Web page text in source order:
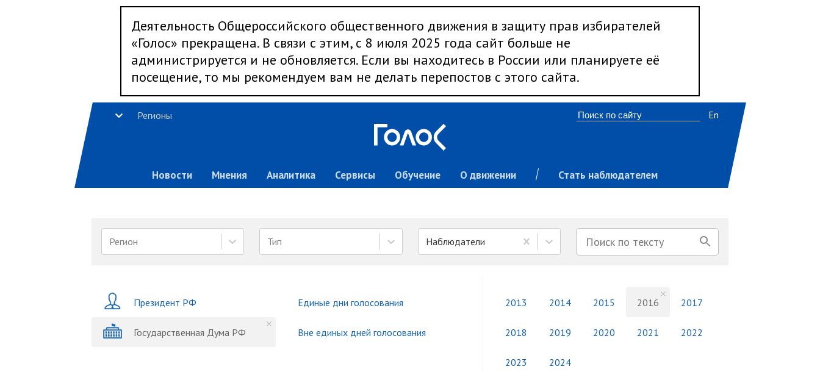
Деятельность Общероссийского общественного движения в защиту прав избирателей
«Голос» прекращена. В связи с этим, с 8 июля 2025 года сайт больше не
администрируется и не обновляется. Если вы находитесь в России или планируете её
посещение, то мы рекомендуем вам не делать перепостов с этого сайта.
Регионы
Новости Мнения Аналитика Сервисы Обучение О движении Стать наблюдателем
En
Регион Тип Наблюдатели
Президент РФ
Государственная Дума РФ
Единые дни голосования
Вне единых дней голосования
2013 2014 2015 2016 2017
2018 2019 2020 2021 2022
2023 2024